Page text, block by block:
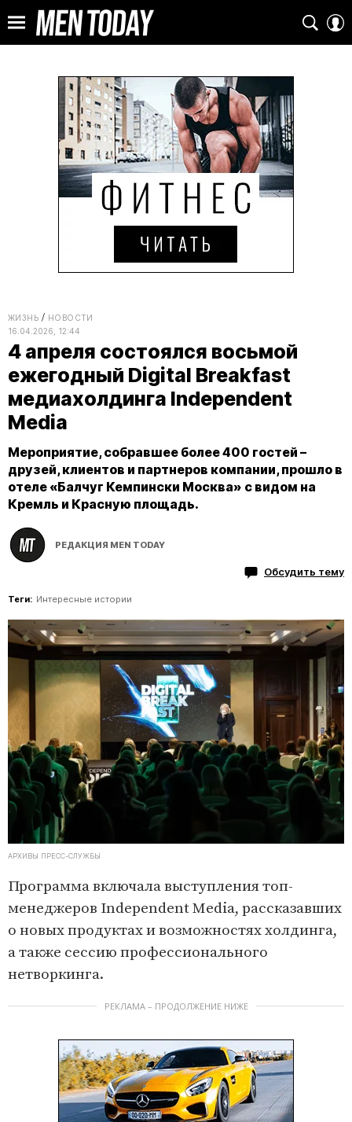
ЖИЗНЬ
НОВОСТИ
16.04.2026, 12:44
4 апреля состоялся восьмой
ежегодный Digital Breakfast
медиахолдинга Independent
Media
Мероприятие, собравшее более 400 гостей –
друзей, клиентов и партнеров компании, прошло в
отеле «Балчуг Кемпински Москва» с видом на
Кремль и Красную площадь.
РЕДАКЦИЯ MEN TODAY
Обсудить тему
Теги: Интересные истории
АРХИВЫ ПРЕСС-СЛУЖБЫ
Программа включала выступления топ-
менеджеров Independent Media, рассказавших
о новых продуктах и возможностях холдинга,
а также сессию профессионального
нетворкинга.
РЕКЛАМА – ПРОДОЛЖЕНИЕ НИЖЕ